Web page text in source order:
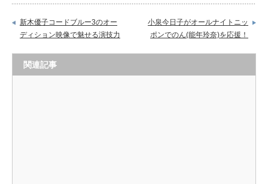
新木優子コードブルー3のオー
ディション映像で魅せる演技力
小泉今日子がオールナイトニッ
ポンでのん(能年玲奈)を応援！
関連記事